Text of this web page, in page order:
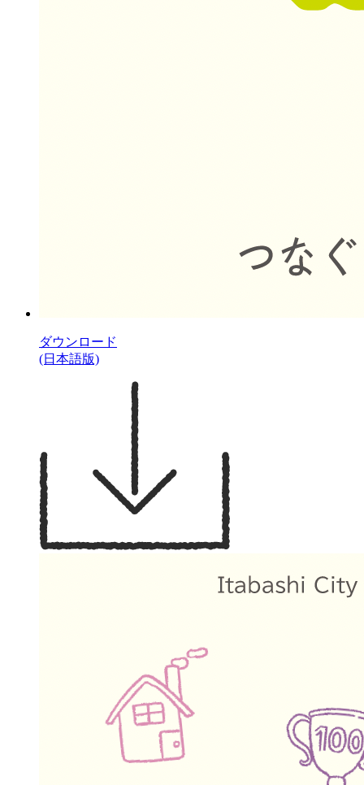
ダウンロード
(日本語版)